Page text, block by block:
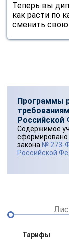
Теперь вы
как расти по
сменить свою
Программы
Российской
Содержимое
сформировано
закона № 273-
Российской
Тарифы